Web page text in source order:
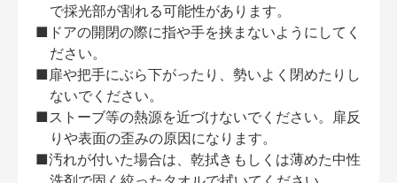
で採光部が割れる可能性があります。
■ドアの開閉の際に指や手を挟まないようにしてく
ださい。
■扉や把手にぶら下がったり、勢いよく閉めたりし
ないでください。
■ストーブ等の熱源を近づけないでください。扉反
りや表面の歪みの原因になります。
■汚れが付いた場合は、乾拭きもしくは薄めた中性